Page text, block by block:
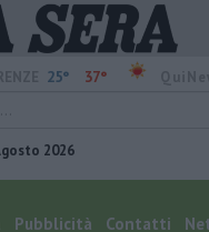
25° 37°
2026
Pubblicità Contatti